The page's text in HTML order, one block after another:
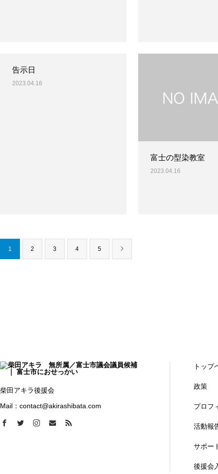
告示日
2023.04.16
富士の型染教室
2023.04.16
1 2 3 4 5
柴田アキラ後援会
Mail：contact@akirashibata.com
トップ
政策
プロフ
活動報
サポー
後援会